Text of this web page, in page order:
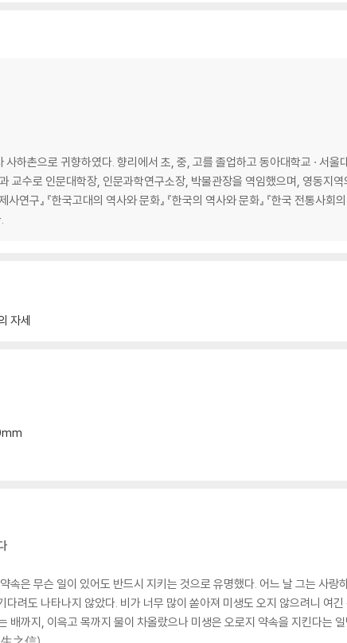
다하촌으로 귀향하였다. 향리에서 초, 중, 고를 졸업하고 동아대학교 · 서울
교수로 인문대학장, 인문과학연구소장, 박물관장을 역임했으며, 영동지
연구』 『한국고대의 역사와 문화』 『한국의 역사와 문화』 『한국 전통사
자세
은 무슨 일이 있어도 반드시 지키는 것으로 유명했다. 어느 날 그는 사랑
려도 나타나지 않았다. 비가 너무 많이 쏟아져 미생도 오지 않으려니 여
배까지, 이윽고 목까지 물이 차올랐으나 미생은 오로지 약속을 지킨다는